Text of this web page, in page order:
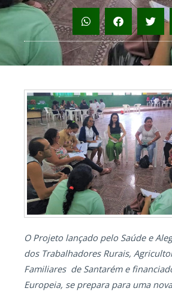
O Projeto lançado pelo Saúde e
dos Trabalhadores Rurais,
Familiares de Santarém e
Europeia, se prepara para uma